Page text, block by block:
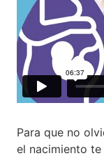
Para que no
el nacimiento